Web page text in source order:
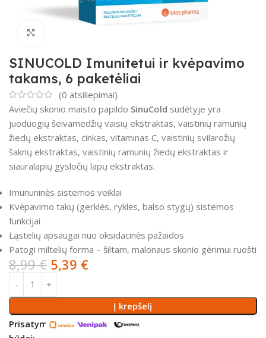
SINUCOLD Imunitetui ir kvėpavimo
takams, 6 paketėliai
(0 atsiliepimai)
Aviečių skonio maisto papildo SinuCold sudėtyje yra
juoduogių šeivamedžių vaisių ekstraktas, vaistinių ramunių
žiedų ekstraktas, cinkas, vitaminas C, vaistinių svilarožių
šaknų ekstraktas, vaistinių ramunių žiedų ekstraktas ir
siauralapių gysločių lapų ekstraktas.
Imununinės sistemos veiklai
Kvėpavimo takų (gerklės, ryklės, balso stygų) sistemos
funkcijai
Ląstelių apsaugai nuo oksidacinės pažaidos
Patogi miltelių forma – šiltam, malonaus skonio gėrimui ruošti
8,99€ 5,39 €
Į krepšelį
Prisatymo